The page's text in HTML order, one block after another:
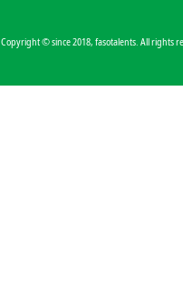
Copyright © since 2018, fasotalents. All rights